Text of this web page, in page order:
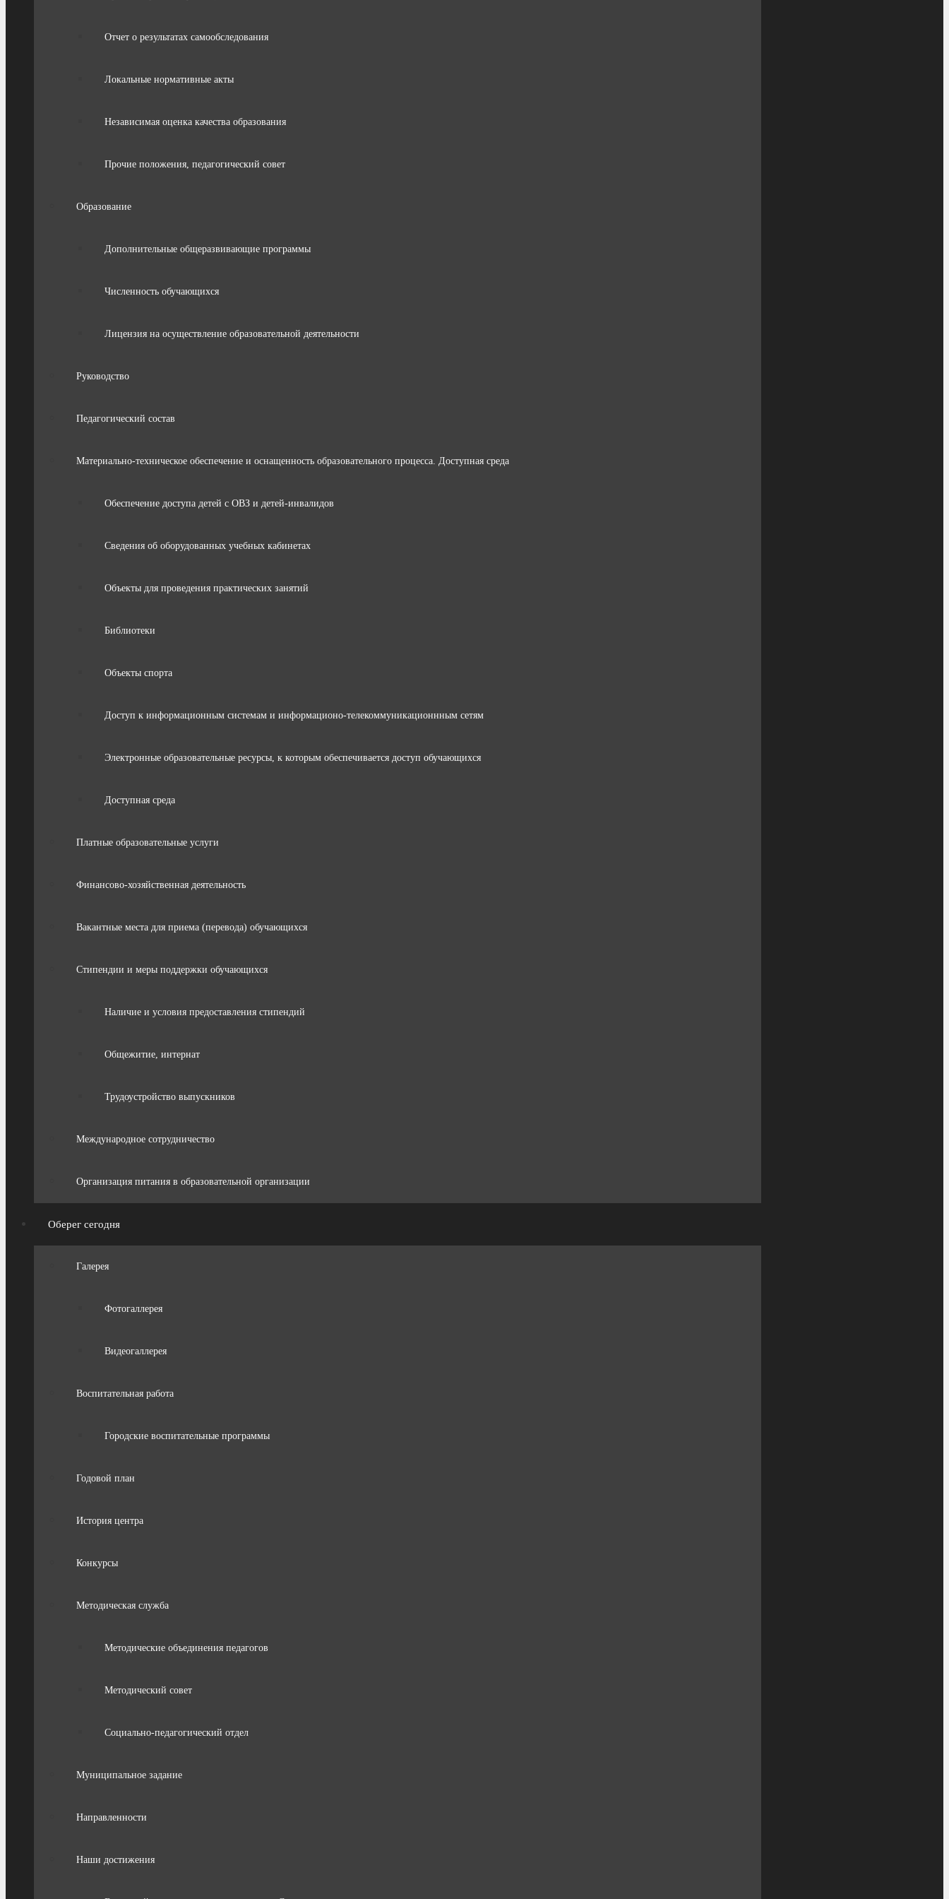
Отчет о результатах самообследования
Локальные нормативные акты
Независимая оценка качества образования
Прочие положения, педагогический совет
Образование
Дополнительные общеразвивающие программы
Численность обучающихся
Лицензия на осуществление образовательной деятельности
Руководство
Педагогический состав
Материально-техническое обеспечение и оснащенность образовательного процесса. Доступная среда
Обеспечение доступа детей с ОВЗ и детей-инвалидов
Сведения об оборудованных учебных кабинетах
Объекты для проведения практических занятий
Библиотеки
Объекты спорта
Доступ к информационным системам и информационо-телекоммуникационнным сетям
Электронные образовательные ресурсы, к которым обеспечивается доступ обучающихся
Доступная среда
Платные образовательные услуги
Финансово-хозяйственная деятельность
Вакантные места для приема (перевода) обучающихся
Стипендии и меры поддержки обучающихся
Наличие и условия предоставления стипендий
Общежитие, интернат
Трудоустройство выпускников
Международное сотрудничество
Организация питания в образовательной организации
Оберег сегодня
Галерея
Фотогаллерея
Видеогаллерея
Воспитательная работа
Городские воспитательные программы
Годовой план
История центра
Конкурсы
Методическая служба
Методические объединения педагогов
Методический совет
Социально-педагогический отдел
Муниципальное задание
Направленности
Наши достижения